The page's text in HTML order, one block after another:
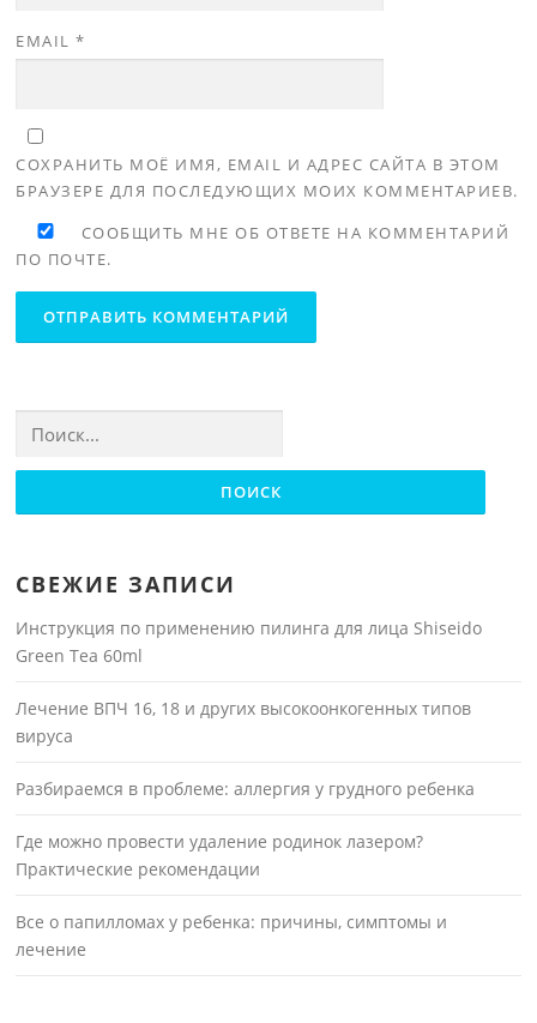
EMAIL*
СОХРАНИТЬ МОЁ ИМЯ, EMAIL И АДРЕС САЙТА В ЭТОМ
БРАУЗЕРЕ ДЛЯ ПОСЛЕДУЮЩИХ МОИХ КОММЕНТАРИЕВ.
СООБЩИТЬ МНЕ ОБ ОТВЕТЕ НА КОММЕНТАРИЙ
ПО ПОЧТЕ.
СВЕЖИЕ ЗАПИСИ
Инструкция по применению пилинга для лица Shiseido
Green Tea 60ml
Лечение ВПЧ 16, 18 и других высокоонкогенных типов
вируса
Разбираемся в проблеме: аллергия у грудного ребенка
Где можно провести удаление родинок лазером?
Практические рекомендации
Все о папилломах у ребенка: причины, симптомы и
лечение